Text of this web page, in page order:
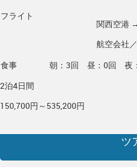
フライト
関西空港
航空会社
食事
朝：3回 昼：0回 夜
2泊4日間
150,700円～535,200円
ツ